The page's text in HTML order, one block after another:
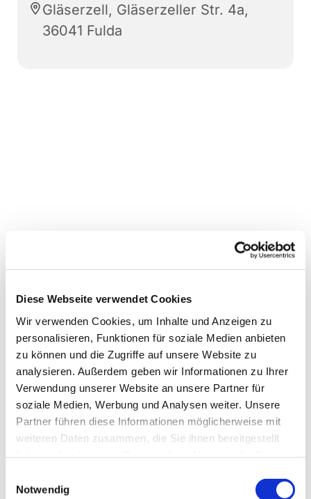
Diese Webseite verwendet Cookies
Wir verwenden Cookies, um Inhalte und Anzeigen zu
personalisieren, Funktionen für soziale Medien anbieten
zu können und die Zugriffe auf unsere Website zu
analysieren. Außerdem geben wir Informationen zu Ihrer
Verwendung unserer Website an unsere Partner für
soziale Medien, Werbung und Analysen weiter. Unsere
Partner führen diese Informationen möglicherweise mit
weiteren Daten zusammen, die Sie ihnen bereitgestellt
Notwendig
Gläserzell, Gläserzeller Str. 4a,
36041 Fulda
Dies könnte Sie auch
interessieren